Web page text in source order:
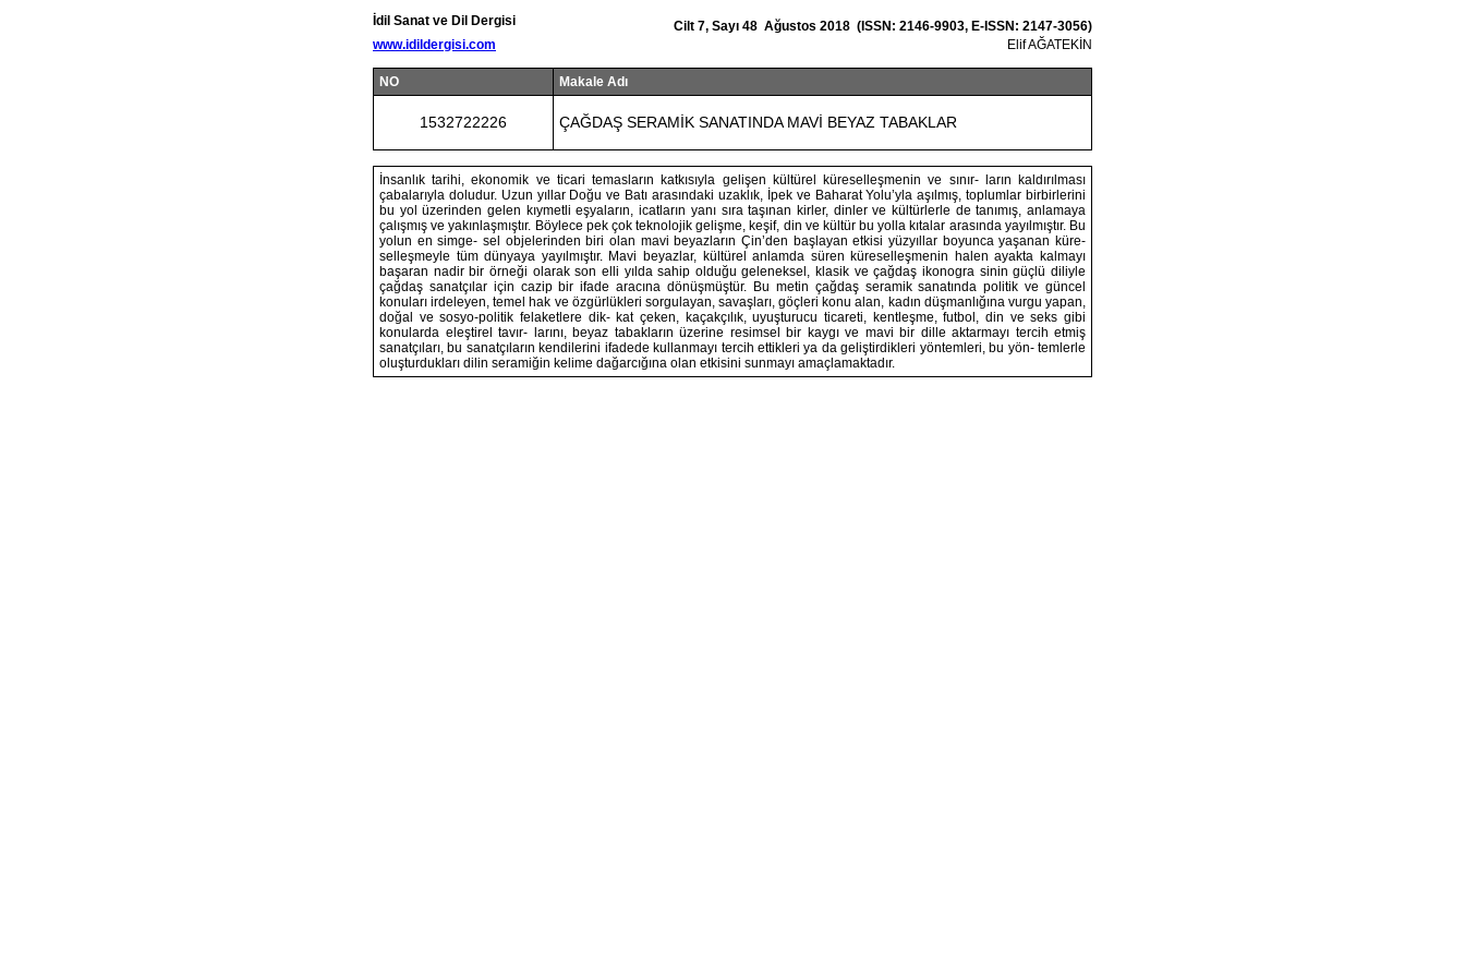
İdil Sanat ve Dil Dergisi
www.idildergisi.com
Cilt 7, Sayı 48 Ağustos 2018 (ISSN: 2146-9903, E-ISSN: 2147-3056)
Elif AĞATEKİN
NO Makale Adı
1532722226 ÇAĞDAŞ SERAMİK SANATINDA MAVİ BEYAZ TABAKLAR
İnsanlık tarihi, ekonomik ve ticari temasların katkısıyla gelişen kültürel küreselleşmenin ve sınır- ların kaldırılması
çabalarıyla doludur. Uzun yıllar Doğu ve Batı arasındaki uzaklık, İpek ve Baharat Yolu’yla aşılmış, toplumlar birbirlerini
bu yol üzerinden gelen kıymetli eşyaların, icatların yanı sıra taşınan kirler, dinler ve kültürlerle de tanımış, anlamaya
çalışmış ve yakınlaşmıştır. Böylece pek çok teknolojik gelişme, keşif, din ve kültür bu yolla kıtalar arasında yayılmıştır. Bu
yolun en simge- sel objelerinden biri olan mavi beyazların Çin’den başlayan etkisi yüzyıllar boyunca yaşanan küre-
selleşmeyle tüm dünyaya yayılmıştır. Mavi beyazlar, kültürel anlamda süren küreselleşmenin halen ayakta kalmayı
başaran nadir bir örneği olarak son elli yılda sahip olduğu geleneksel, klasik ve çağdaş ikonogra sinin güçlü diliyle
çağdaş sanatçılar için cazip bir ifade aracına dönüşmüştür. Bu metin çağdaş seramik sanatında politik ve güncel
konuları irdeleyen, temel hak ve özgürlükleri sorgulayan, savaşları, göçleri konu alan, kadın düşmanlığına vurgu yapan,
doğal ve sosyo-politik felaketlere dik- kat çeken, kaçakçılık, uyuşturucu ticareti, kentleşme, futbol, din ve seks gibi
konularda eleştirel tavır- larını, beyaz tabakların üzerine resimsel bir kaygı ve mavi bir dille aktarmayı tercih etmiş
sanatçıları, bu sanatçıların kendilerini ifadede kullanmayı tercih ettikleri ya da geliştirdikleri yöntemleri, bu yön- temlerle
oluşturdukları dilin seramiğin kelime dağarcığına olan etkisini sunmayı amaçlamaktadır.